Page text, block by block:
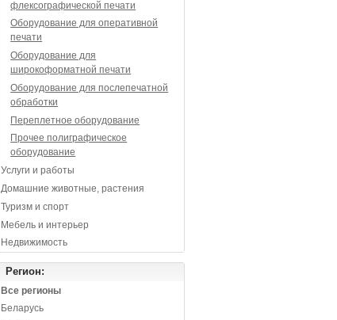
флексографической печати
Оборудование для оперативной
печати
Оборудование для
широкоформатной печати
Оборудование для послепечатной
обработки
Переплетное оборудование
Прочее полиграфическое
оборудование
Услуги и работы
Домашние животные, растения
Туризм и спорт
Мебель и интерьер
Недвижимость
Регион:
Все регионы
Беларусь